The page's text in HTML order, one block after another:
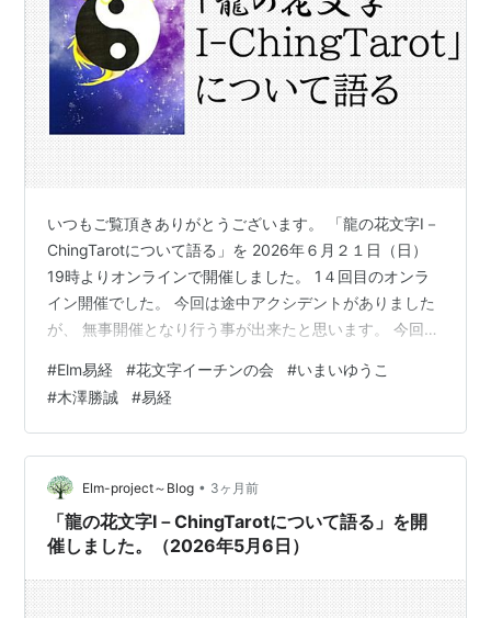
いつもご覧頂きありがとうございます。 「龍の花文字I－
ChingTarotについて語る」を 2026年６月２１日（日）
19時よりオンラインで開催しました。 1４回目のオンラ
イン開催でした。 今回は途中アクシデントがありました
が、 無事開催となり行う事が出来たと思います。 今回は
木澤先生よりお話されました。 いこ先生からはカードの
絵柄の花文字に込めた意味を、 木澤先生からはそれぞれ
の卦の解説がされました。 毎回の4つのカードの読み解
きコーナーも健在です。 今回も読み解きして頂きまし
た。 読み解きのコーナーも恒例の 大喜利みたいな感じに
なってきて…
#Elm易経 #花文字イーチンの会 #いまいゆうこ
#木澤勝誠 #易経
Elm-project～Blog • 3ヶ月前
「龍の花文字I－ChingTarotについて語る」を開
催しました。（2026年5月6日）